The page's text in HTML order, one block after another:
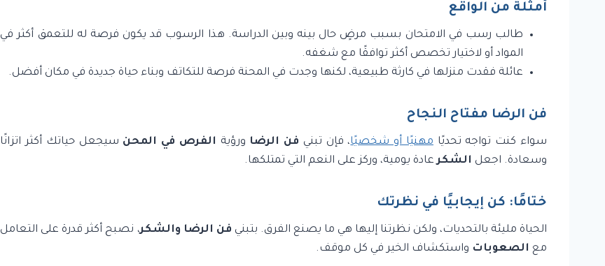
أمثلة من الواقع
طالب رسب في الامتحان بسبب مرضٍ حال بينه وبين الدراسة. هذا الرسوب قد يكون فرصة له للتعمق أكثر في
المواد أو لاختيار تخصص أكثر توافقًا مع شغفه.
عائلة فقدت منزلها في كارثة طبيعية، لكنها وجدت في المحنة فرصة للتكاتف وبناء حياة جديدة في مكان أفضل.
فن الرضا مفتاح النجاح
سواء كنت تواجه تحديًامهنيًا أو شخصيًا، فإن تبني فن الرضا ورؤية الفرص في المحن سيجعل حياتك أكثر اتزانًا
وسعادة. اجعل الشكرعادة يومية، وركز على النعم التي تمتلكها.
ختامًا: كن إيجابيًا في نظرتك
الحياة مليئة بالتحديات، ولكن نظرتنا إليها هي ما يصنع الفرق. بتبني فن الرضا والشكر، نصبح أكثر قدرة على التعامل
مع الصعوبات واستكشاف الخير في كل موقف.